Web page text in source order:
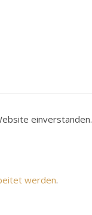
einverstanden.
werden.